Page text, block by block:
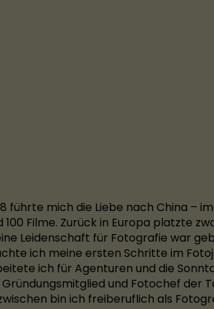
führte mich die Liebe nach China –
100 Filme. Zurück in Europa platzte
Leidenschaft für Fotografie war
ich meine ersten Schritte im
ich für Agenturen und die
und Fotochef der
bin ich freiberuflich als